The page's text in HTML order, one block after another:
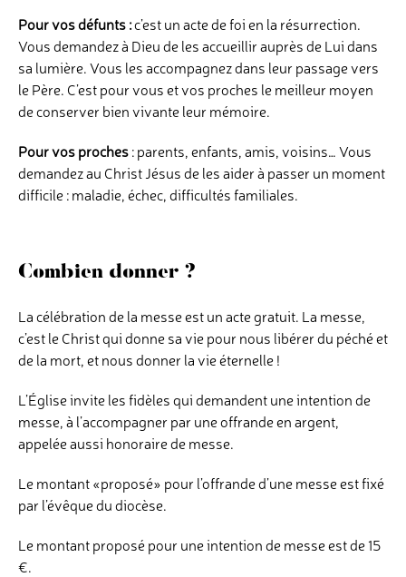
Pour vos défunts :c’est un acte de foi en la résurrection.
Vous demandez à Dieu de les accueillir auprès de Lui dans
sa lumière. Vous les accompagnez dans leur passage vers
le Père. C’est pour vous et vos proches le meilleur moyen
de conserver bien vivante leur mémoire.
Pour vos proches: parents, enfants, amis, voisins… Vous
demandez au Christ Jésus de les aider à passer un moment
difficile : maladie, échec, difficultés familiales.
Combien donner ?
La célébration de la messe est un acte gratuit. La messe,
c’est le Christ qui donne sa vie pour nous libérer du péché et
de la mort, et nous donner la vie éternelle !
L’Église invite les fidèles qui demandent une intention de
messe, à l’accompagner par une offrande en argent,
appelée aussi honoraire de messe.
Le montant «proposé» pour l’offrande d’une messe est fixé
par l’évêque du diocèse.
Le montant proposé pour une intention de messe est de 15
€.